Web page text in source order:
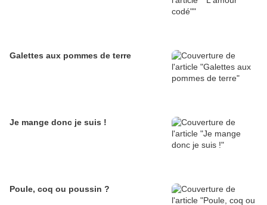
Galettes aux pommes de terre
Je mange donc je suis !
Poule, coq ou poussin ?